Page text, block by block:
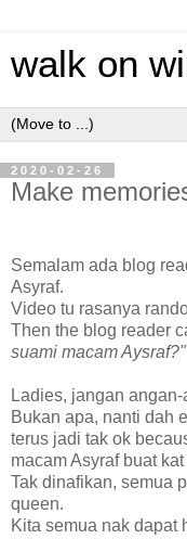
walk on
2020-02-26
Make
Semalam ada blog
Asyraf.
Video tu rasanya
Then the blog reader
suami macam Aysraf?"
Ladies, jangan
Bukan apa, nanti dah
terus jadi tak ok
macam Asyraf buat
Tak dinafikan, semua
queen.
Kita semua nak dapat